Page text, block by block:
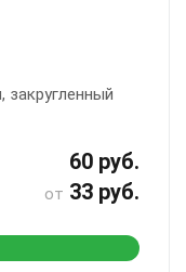
60 руб.
от 33 руб.